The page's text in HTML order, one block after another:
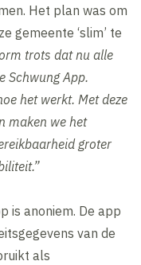
Het plan was om
gemeente ‘slim’ te
trots dat nu alle
Schwung App.
het werkt. Met deze
maken we het
groter
”
is anoniem. De app
van de
als